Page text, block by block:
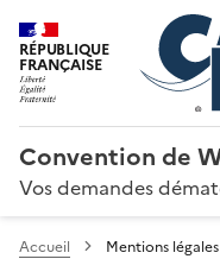
RÉPUBLIQUE
FRANÇAISE
Convention de
Vos demandes
Accueil Mentions légales